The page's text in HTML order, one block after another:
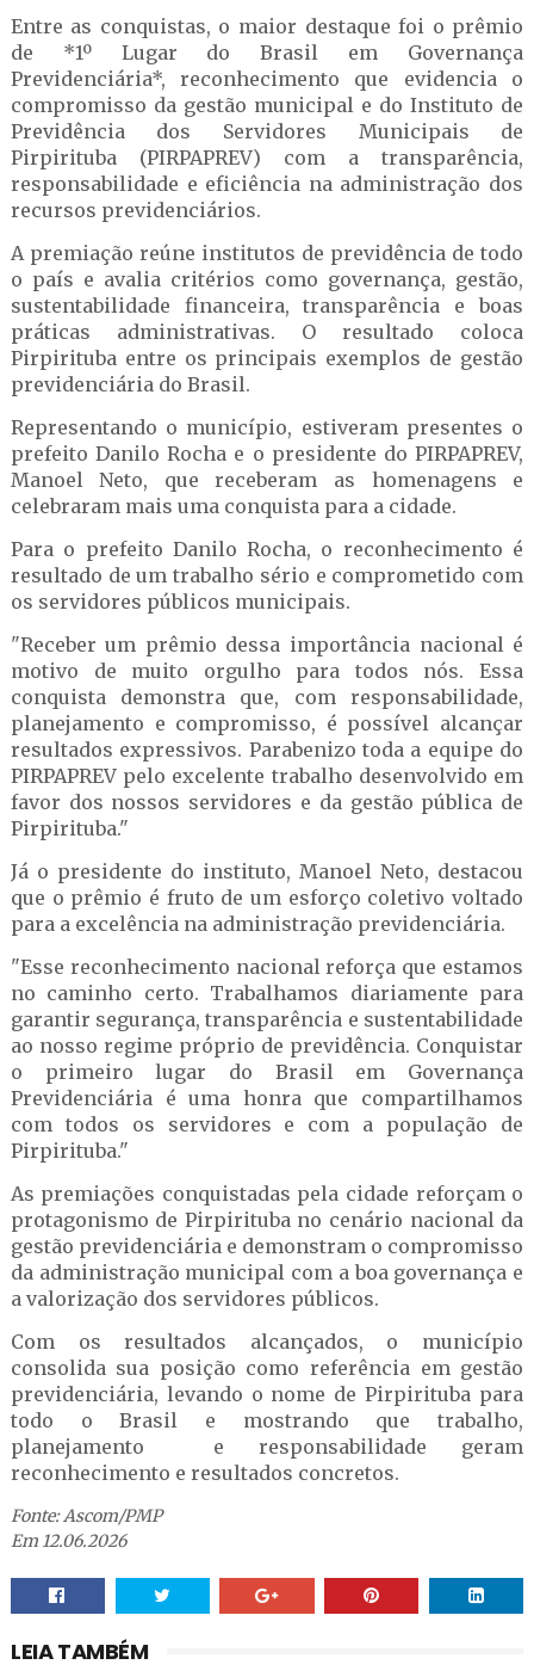
Entre as conquistas, o maior destaque foi o prêmio
de *1º Lugar do Brasil em Governança
Previdenciária*, reconhecimento que evidencia o
compromisso da gestão municipal e do Instituto de
Previdência dos Servidores Municipais de
Pirpirituba (PIRPAPREV) com a transparência,
responsabilidade e eficiência na administração dos
recursos previdenciários.
A premiação reúne institutos de previdência de todo
o país e avalia critérios como governança, gestão,
sustentabilidade financeira, transparência e boas
práticas administrativas. O resultado coloca
Pirpirituba entre os principais exemplos de gestão
previdenciária do Brasil.
Representando o município, estiveram presentes o
prefeito Danilo Rocha e o presidente do PIRPAPREV,
Manoel Neto, que receberam as homenagens e
celebraram mais uma conquista para a cidade.
Para o prefeito Danilo Rocha, o reconhecimento é
resultado de um trabalho sério e comprometido com
os servidores públicos municipais.
"Receber um prêmio dessa importância nacional é
motivo de muito orgulho para todos nós. Essa
conquista demonstra que, com responsabilidade,
planejamento e compromisso, é possível alcançar
resultados expressivos. Parabenizo toda a equipe do
PIRPAPREV pelo excelente trabalho desenvolvido em
favor dos nossos servidores e da gestão pública de
Pirpirituba."
Já o presidente do instituto, Manoel Neto, destacou
que o prêmio é fruto de um esforço coletivo voltado
para a excelência na administração previdenciária.
"Esse reconhecimento nacional reforça que estamos
no caminho certo. Trabalhamos diariamente para
garantir segurança, transparência e sustentabilidade
ao nosso regime próprio de previdência. Conquistar
o primeiro lugar do Brasil em Governança
Previdenciária é uma honra que compartilhamos
com todos os servidores e com a população de
Pirpirituba."
As premiações conquistadas pela cidade reforçam o
protagonismo de Pirpirituba no cenário nacional da
gestão previdenciária e demonstram o compromisso
da administração municipal com a boa governança e
a valorização dos servidores públicos.
Com os resultados alcançados, o município
consolida sua posição como referência em gestão
previdenciária, levando o nome de Pirpirituba para
todo o Brasil e mostrando que trabalho,
planejamento e responsabilidade geram
reconhecimento e resultados concretos.
Fonte: Ascom/PMP
Em 12.06.2026
LEIA TAMBÉM